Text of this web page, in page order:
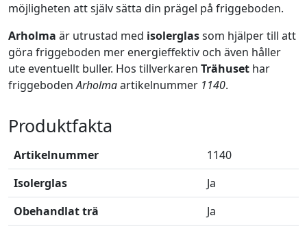
möjligheten att själv sätta din prägel på friggeboden.
Arholma är utrustad med isolerglassom hjälper till att
göra friggeboden mer energieffektiv och även håller
ute eventuellt buller. Hos tillverkaren Trähuset har
friggebodenArholmaartikelnummer 1140.
Produktfakta
Artikelnummer
1140
Isolerglas
Ja
Obehandlat trä
Ja